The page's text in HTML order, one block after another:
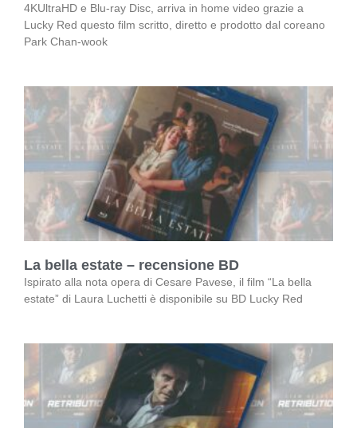
4KUltraHD e Blu-ray Disc, arriva in home video grazie a
Lucky Red questo film scritto, diretto e prodotto dal coreano
Park Chan-wook
La bella estate – recensione BD
Ispirato alla nota opera di Cesare Pavese, il film “La bella
estate” di Laura Luchetti è disponibile su BD Lucky Red